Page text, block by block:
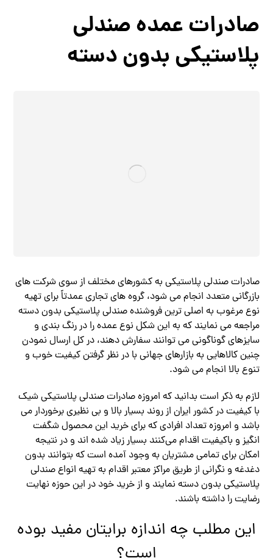
صادرات عمده صندلی
پلاستیکی بدون دسته
صادرات صندلی پلاستیکی به کشورهای مختلف از سوی شرکت های
بازرگانی متعدد انجام می شود، گروه های تجاری عمدتاً برای تهیه
نوع مرغوب به اصلی ترین فروشنده صندلی پلاستیکی بدون دسته
مراجعه می نمایند که به این شکل نوع عمده را در رنگ بندی‌ و
سایزهای گوناگونی می توانند سفارش دهند، در کل ارسال نمودن
چنین کالاهایی به بازارهای جهانی با در نظر گرفتن کیفیت خوب و
تنوع بالا انجام می شود.
لازم به ذکر است بدانید که امروزه صادرات صندلی پلاستیکی شیک
با کیفیت در کشور ایران از روند بسیار بالا و بی نظیری برخوردار می
باشد و امروزه تعداد افرادی که برای خرید این محصول شگفت
انگیز و باکیفیت اقدام می‌کنند بسیار زیاد شده اند و در نتیجه
امکان برای تمامی مشتریان به وجود آمده است که بتوانند بدون
دغدغه و نگرانی از طریق مراکز معتبر اقدام به تهیه انواع صندلی
پلاستیکی بدون دسته نمایند و از خرید خود در این حوزه نهایت
رضایت را داشته باشند.
این مطلب چه اندازه برایتان مفید بوده